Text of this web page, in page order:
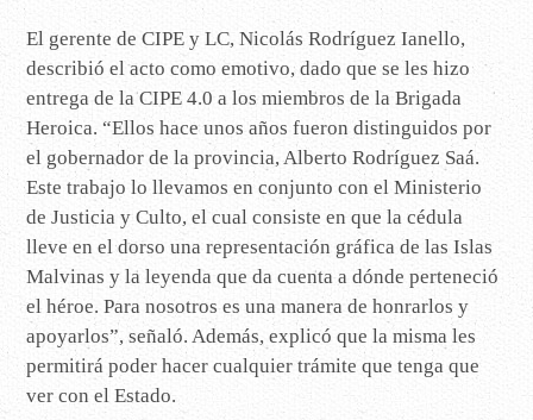
El gerente de CIPE y LC, Nicolás Rodríguez Ianello,
describió el acto como emotivo, dado que se les hizo
entrega de la CIPE 4.0 a los miembros de la Brigada
Heroica. “Ellos hace unos años fueron distinguidos por
el gobernador de la provincia, Alberto Rodríguez Saá.
Este trabajo lo llevamos en conjunto con el Ministerio
de Justicia y Culto, el cual consiste en que la cédula
lleve en el dorso una representación gráfica de las Islas
Malvinas y la leyenda que da cuenta a dónde perteneció
el héroe. Para nosotros es una manera de honrarlos y
apoyarlos”, señaló. Además, explicó que la misma les
permitirá poder hacer cualquier trámite que tenga que
ver con el Estado.